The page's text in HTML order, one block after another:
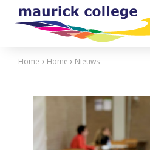
Home Home Nieuws